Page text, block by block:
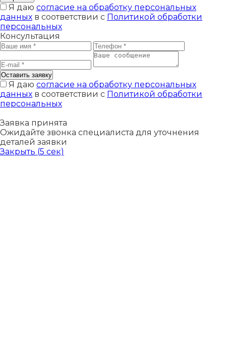
Я даю согласие на обработку персональных
данных в соответствии с Политикой обработки
персональных
Консультация
Оставить заявку
Я даю согласие на обработку персональных
данных в соответствии с Политикой обработки
персональных
Заявка принята
Ожидайте звонка специалиста для уточнения
деталей заявки
Закрыть (5 сек)